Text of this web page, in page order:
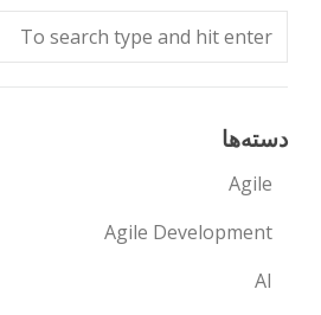
دسته‌ها
Agile
Agile Development
AI